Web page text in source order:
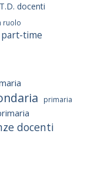
docenti
ruolo
part-time
primaria
docenti